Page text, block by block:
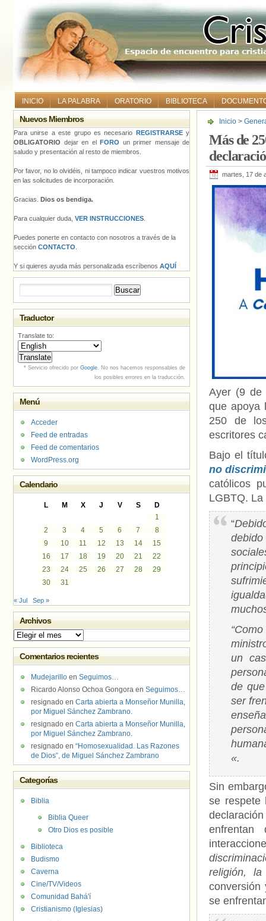
INICIO LA PALABRA ORATORIO BIBLIOTECA
Inicio >
Más de
martes, 17 de
Ayer (9 de
que apoya
250 de
escritores
Bajo el
no
católicos
LGBTQ.
“
un
de
ser
«.
Sin
se respete
enfrentan
religión,
conversión
se
Nuevos Miembros
Para unirse a este grupo es necesario REGISTRARSEy
OBLIGATORIO dejar en el FORO un primer mensaje de
saludo y presentación al resto de miembros.
Por favor, no lo olvidéis, ni tampoco indicar vuestros motivos
en las solicitudes de incorporación.
Gracias. Dios os bendiga.
Para cualquier duda, VER INSTRUCCIONES
Puedes ponerte en contacto con nosotros a través de la
sección CONTACTO
Y si quieres ayuda más personalizada escríbenos AQUÍ
Traductor
Translate to:
* Servicio ofrecido por Google. No nos hacemos responsables de
los posibles errores en la traducción.
Menú
Acceder
Feed de entradas
Feed de comentarios
WordPress.org
Calendario
L M X J V S
D
1
2
3 4 5 6 7
8
9
10 11 12 13 14
15
16
17 18 19 20 21
22
23
24 25 26 27 28
29
30
31
« Jul Sep »
Archivos
Archivos
Comentarios recientes
Mudejarillo en Seguimos…
Ricardo Alonso Ochoa Gongora en Seguimos…
resignado en Carta abierta a Monseñor Munilla,
por Miguel Sánchez Zambrano.
resignado en Carta abierta a Monseñor Munilla,
por Miguel Sánchez Zambrano.
resignado en “Homosexualidad. Las Razones
de Dios”, de Miguel Sánchez Zambrano
Categorías
Biblia
Biblia Queer
Otro Dios es posible
Biblioteca
Budismo
Caverna
Cine/TV/Videos
Comunidad Bahá'í
Cristianismo (Iglesias)